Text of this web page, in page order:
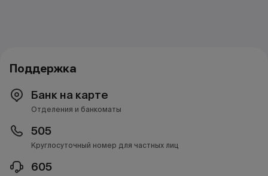
Поддержка
Банк на карте
Отделения и банкоматы
505
Круглосуточный номер для частных лиц
605